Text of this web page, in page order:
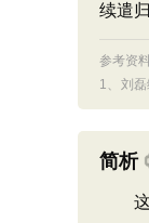
续遣
参考资
1、 刘
简析
这篇